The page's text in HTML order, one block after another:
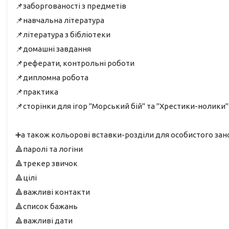
📌заборгованості з предметів
📌навчальна література
📌література з бібліотеки
📌домашні завдання
📌реферати, контрольні роботи
📌дипломна робота
📌практика
📌сторінки для ігор "Морський бій" та "Хрестики-нолики"
➕а також кольорові вставки-розділи для особистого
🔺паролі та логіни
🔺трекер звичок
🔺цілі
🔺важливі контакти
🔺список бажань
🔺важливі дати